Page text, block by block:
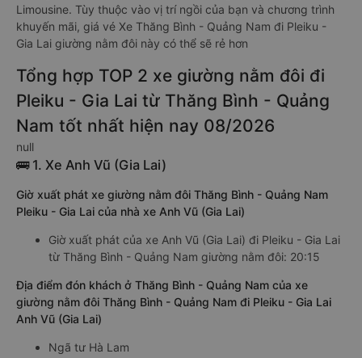
Limousine. Tùy thuộc vào vị trí ngồi của bạn và chương trình
khuyến mãi, giá vé Xe Thăng Bình - Quảng Nam đi Pleiku -
Gia Lai giường nằm đôi này có thể sẽ rẻ hơn
Tổng hợp TOP 2 xe giường nằm đôi đi
Pleiku - Gia Lai từ Thăng Bình - Quảng
Nam tốt nhất hiện nay 08/2026
null
🚌 1. Xe Anh Vũ (Gia Lai)
Giờ xuất phát xe giường nằm đôi Thăng Bình - Quảng Nam
Pleiku - Gia Lai của nhà xe Anh Vũ (Gia Lai)
Giờ xuất phát của xe Anh Vũ (Gia Lai) đi Pleiku - Gia Lai
từ Thăng Bình - Quảng Nam giường nằm đôi: 20:15
Địa điểm đón khách ở Thăng Bình - Quảng Nam của xe
giường nằm đôi Thăng Bình - Quảng Nam đi Pleiku - Gia Lai
Anh Vũ (Gia Lai)
Ngã tư Hà Lam